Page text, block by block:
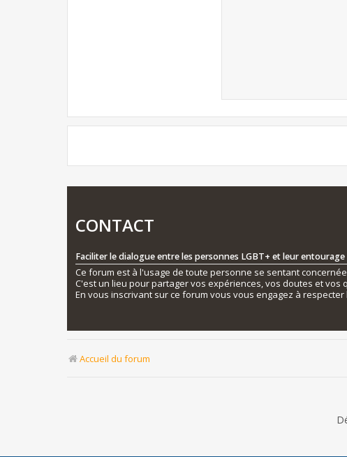
CONTACT
Faciliter le dialogue entre les personnes LGBT+ et leur entourage
Ce forum est à l'usage de toute personne se sentant
C'est un lieu pour partager vos expériences, vos doutes et vos
En vous inscrivant sur ce forum vous vous engagez à respecter
Accueil du forum